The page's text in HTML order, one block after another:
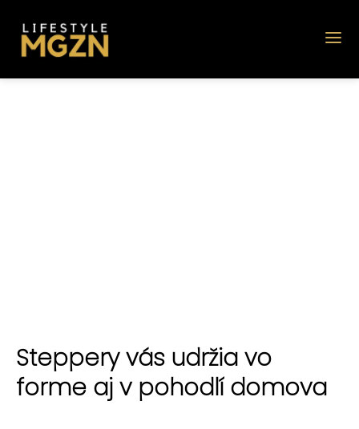
Steppery vás udržia vo
forme aj v pohodlí domova